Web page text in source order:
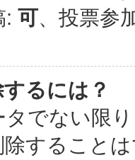
: 可、投票参
るには？
でない限
すること